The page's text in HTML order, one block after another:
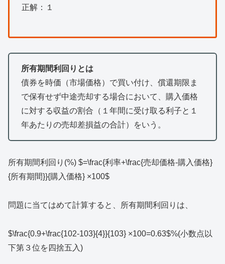
正解：１
所有期間利回りとは
債券を時価（市場価格）で買い付け、償還期限ま
で保有せず中途売却する場合において、購入価格
に対する収益の割合（１年間に受け取る利子と１
年あたりの売却差損益の合計）をいう。
所有期間利回り(%) $=\frac{利率+\frac{売却価格-購入価格}
{所有期間}}{購入価格} ×100$
問題に当てはめて計算すると、所有期間利回りは、
$\frac{0.9+\frac{102-103}{4}}{103} ×100=0.63$%(小数点以
下第３位を四捨五入)